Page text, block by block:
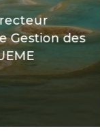
Gestion des